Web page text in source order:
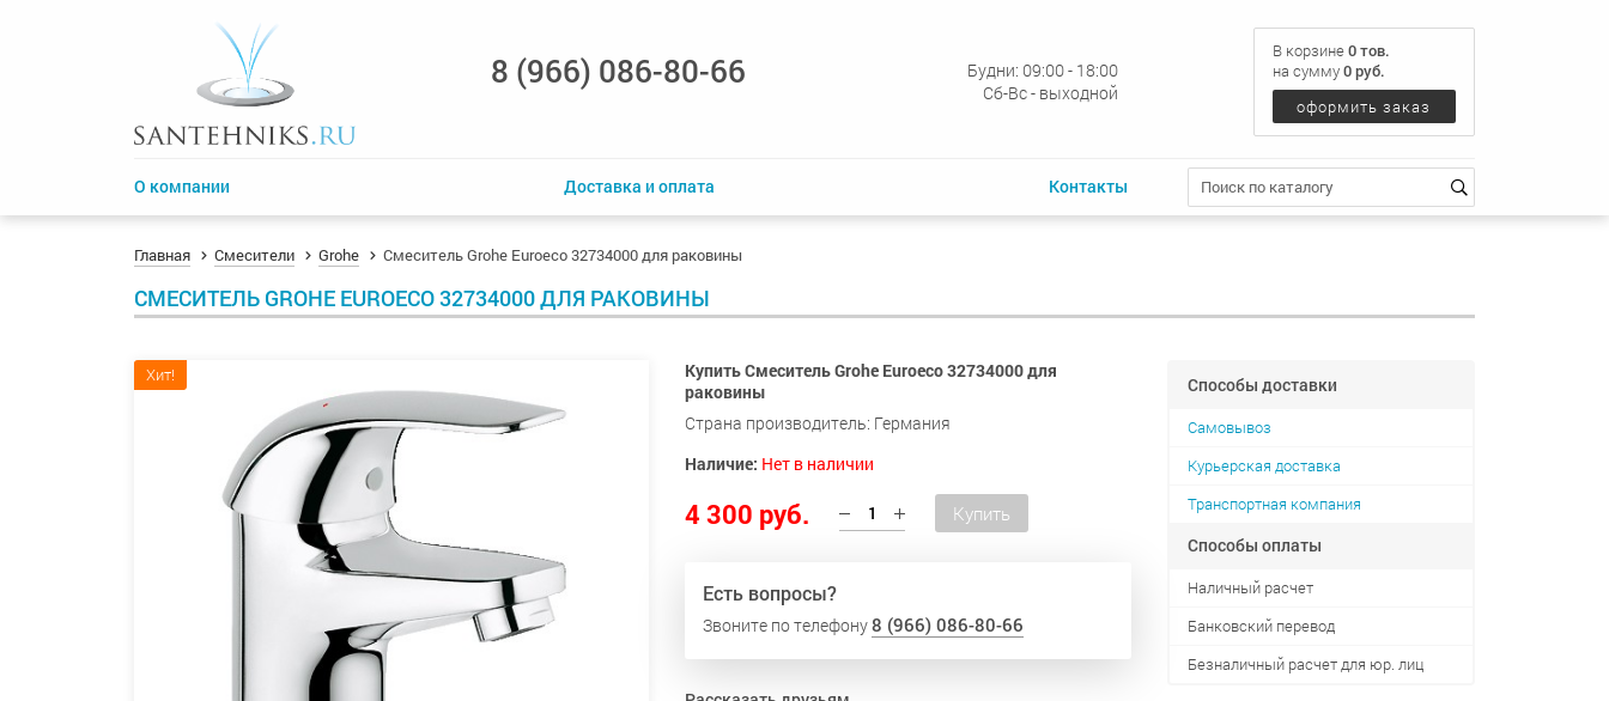
8 (966) 086-80-66
Будни: 09:00 - 18:00
Сб-Вс - выходной
В корзине0 тов.
на сумму0 руб.
оформить заказ
О компании Доставка и оплата Контакты
Главная Смесители Grohe Смеситель Grohe Euroeco 32734000 для раковины
СМЕСИТЕЛЬ GROHE EUROECO 32734000 ДЛЯ РАКОВИНЫ
Хит!
Купить Смеситель Grohe Euroeco 32734000 для
раковины
Страна производитель: Германия
Наличие: Нет в наличии
4 300 руб.
Есть вопросы?
Звоните по телефону8 (966) 086-80-66
Способы доставки
Самовывоз
Курьерская доставка
Транспортная компания
Способы оплаты
Наличный расчет
Банковский перевод
Безналичный расчет для юр. лиц